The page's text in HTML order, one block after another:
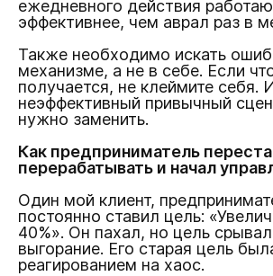
ежедневного действия
эффективнее, чем аврал раз в
Также необходимо искать
механизме, а не в себе. Если
получается, не клеймите себя.
неэффективный привычный
нужно заменить.
Как предприниматель
перерабатывать и начал
Один мой клиент,
постоянно ставил цель:
40%». Он пахал, но цель
выгорание. Его старая цель
реагированием на хаос.